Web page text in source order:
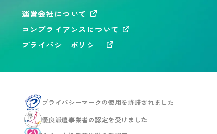
運営会社について
コンプライアンスについて
プライバシーポリシー
プライバシーマークの使用を許諾されました
優良派遣事業者の認定を受けました